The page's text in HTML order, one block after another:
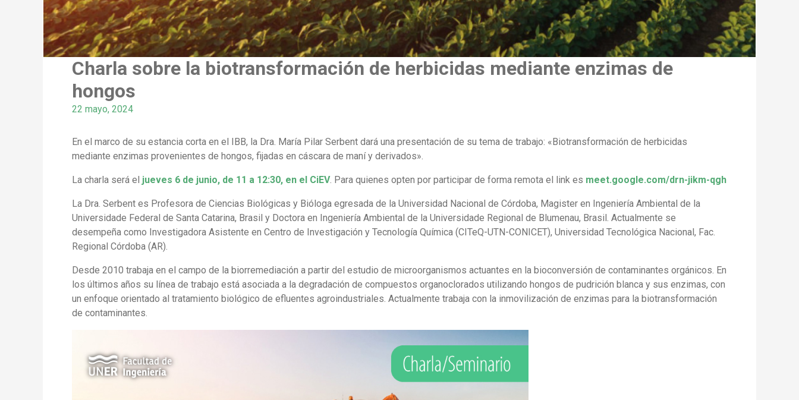
Charla sobre la biotransformación de herbicidas mediante enzimas de
hongos
22 mayo, 2024
En el marco de su estancia corta en el IBB, la Dra. María Pilar Serbent dará una presentación de su tema de trabajo: «Biotransformación de herbicidas
mediante enzimas provenientes de hongos, fijadas en cáscara de maní y derivados».
La charla será el jueves 6 de junio, de 11 a 12:30, en el CiEV. Para quienes opten por participar de forma remota el link es meet.google.com/drn-jikm-qgh
La Dra. Serbent es Profesora de Ciencias Biológicas y Bióloga egresada de la Universidad Nacional de Córdoba, Magister en Ingeniería Ambiental de la
Universidade Federal de Santa Catarina, Brasil y Doctora en Ingeniería Ambiental de la Universidade Regional de Blumenau, Brasil. Actualmente se
desempeña como Investigadora Asistente en Centro de Investigación y Tecnología Química (CITeQ-UTN-CONICET), Universidad Tecnológica Nacional, Fac.
Regional Córdoba (AR).
Desde 2010 trabaja en el campo de la biorremediación a partir del estudio de microorganismos actuantes en la bioconversión de contaminantes orgánicos. En
los últimos años su línea de trabajo está asociada a la degradación de compuestos organoclorados utilizando hongos de pudrición blanca y sus enzimas, con
un enfoque orientado al tratamiento biológico de efluentes agroindustriales. Actualmente trabaja con la inmovilización de enzimas para la biotransformación
de contaminantes.